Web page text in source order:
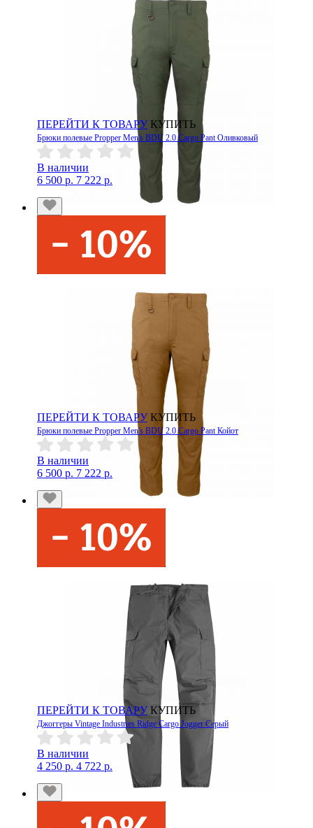
ПЕРЕЙТИ К ТОВАРУ КУПИТЬ
Брюки полевые Propper Men's BDU 2.0 Cargo Pant Оливковый
В наличии
6 500 р. 7 222 р.
ПЕРЕЙТИ К ТОВАРУ КУПИТЬ
Брюки полевые Propper Men's BDU 2.0 Cargo Pant Койот
В наличии
6 500 р. 7 222 р.
ПЕРЕЙТИ К ТОВАРУ КУПИТЬ
Джоггеры Vintage Industries Ridge Cargo Jogger Серый
В наличии
4 250 р. 4 722 р.